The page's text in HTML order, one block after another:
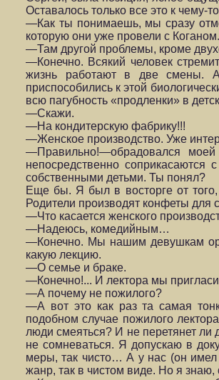
Оставалось только все это к чему-
—Как ты понимаешь, мы сразу
которую они уже провели с
—Там другой проблемы, кроме
—Конечно. Всякий человек
жизнь работают в две смены.
приспособились к этой
всю пагубность «продленки» в
—Скажи.
—На кондитерскую фабрику!!!
—Женское производство. Уже
—Правильно!—обрадовался
непосредственно
собственными детьми. Ты понял?
Еще бы. Я был в восторге от того,
Родители производят конфеты для
—Что касается женского
—Надеюсь, комедийным…
—Конечно. Мы нашим девушкам
какую лекцию.
—О семье и браке.
—Конечно!... И лектора мы
—А почему не пожилого?
—А вот это как раз та самая
подобном случае пожилого
люди смеяться? И не перетянет ли
не сомневаться. Я допускаю в
меры, так чисто… А у нас (он имел
жанр, так в чистом виде. Но я знаю,